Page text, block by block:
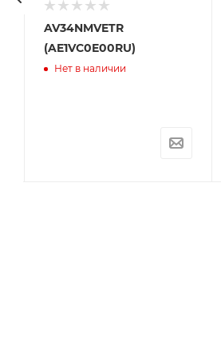
AV34NMVETR
(AE1VC0E00RU)
Нет в наличии